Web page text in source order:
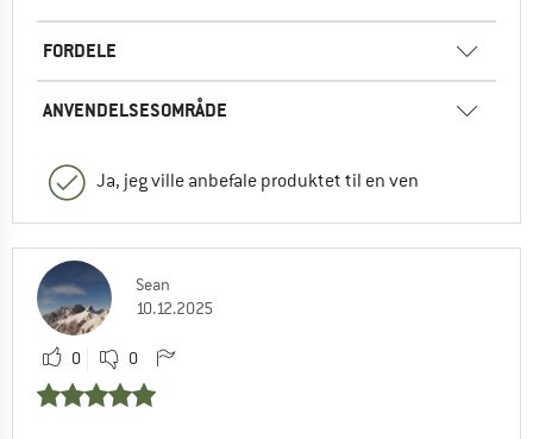
FORDELE
ANVENDELSESOMRÅDE
Ja, jeg ville anbefale produktet til en ven
Sean
10.12.2025
0 0